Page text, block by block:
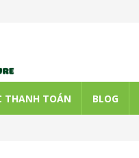
THANH TOÁN BLOG